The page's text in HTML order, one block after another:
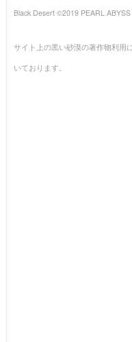
Black Desert ©2019 PEARL
サイト上の黒い砂漠の著作物利用
いております。